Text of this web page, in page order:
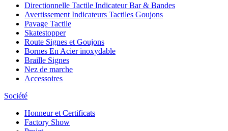
Directionnelle Tactile Indicateur Bar & Bandes
Avertissement Indicateurs Tactiles Goujons
Pavage Tactile
Skatestopper
Route Signes et Goujons
Bornes En Acier inoxydable
Braille Signes
Nez de marche
Accessoires
Société
Honneur et Certificats
Factory Show